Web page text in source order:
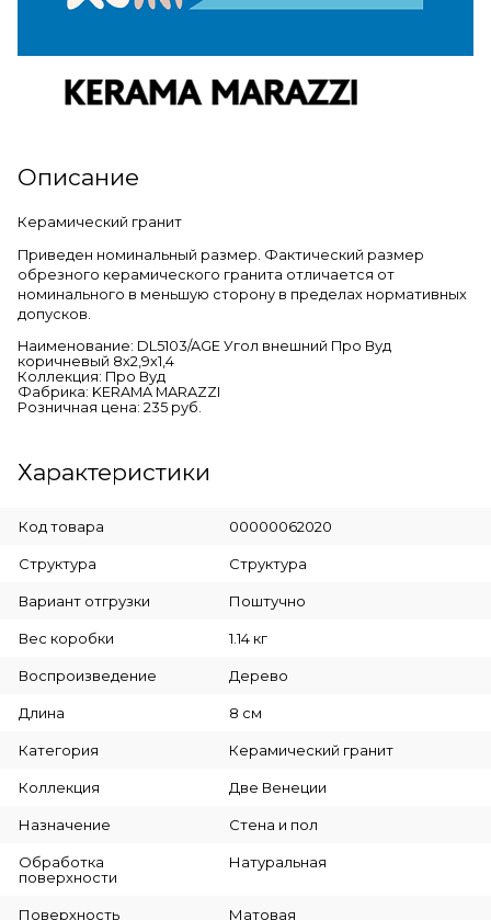
Описание
Керамический гранит
Приведен номинальный размер. Фактический размер
обрезного керамического гранита отличается от
номинального в меньшую сторону в пределах нормативных
допусков.
Наименование: DL5103/AGE Угол внешний Про Вуд
коричневый 8х2,9х1,4
Коллекция: Про Вуд
Фабрика: KERAMA MARAZZI
Розничная цена: 235 руб.
Характеристики
Код товара 00000062020
Cтруктура Структура
Вариант отгрузки Поштучно
Вес коробки 1.14 кг
Воспроизведение Дерево
Длина 8 см
Категория Керамический гранит
Коллекция Две Венеции
Назначение Стена и пол
Обработка
поверхности
Натуральная
Поверхность Матовая